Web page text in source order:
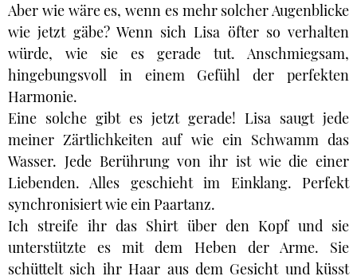
Aber wie wäre es, wenn es mehr solcher Augenblicke
wie jetzt gäbe? Wenn sich Lisa öfter so verhalten
würde, wie sie es gerade tut. Anschmiegsam,
hingebungsvoll in einem Gefühl der perfekten
Harmonie.
Eine solche gibt es jetzt gerade! Lisa saugt jede
meiner Zärtlichkeiten auf wie ein Schwamm das
Wasser. Jede Berührung von ihr ist wie die einer
Liebenden. Alles geschieht im Einklang. Perfekt
synchronisiert wie ein Paartanz.
Ich streife ihr das Shirt über den Kopf und sie
unterstützte es mit dem Heben der Arme. Sie
schüttelt sich ihr Haar aus dem Gesicht und küsst